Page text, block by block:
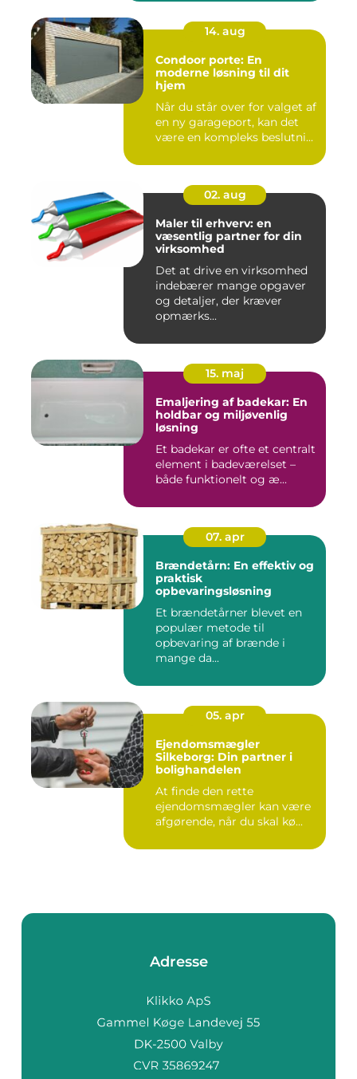
14. aug
Condoor porte: En
moderne løsning til dit
hjem
Når du står over for valget af
en ny garageport, kan det
være en kompleks beslutni...
02. aug
Maler til erhverv: en
væsentlig partner for din
virksomhed
Det at drive en virksomhed
indebærer mange opgaver
og detaljer, der kræver
opmærks...
15. maj
Emaljering af badekar: En
holdbar og miljøvenlig
løsning
Et badekar er ofte et centralt
element i badeværelset –
både funktionelt og æ...
07. apr
Brændetårn: En effektiv og
praktisk
opbevaringsløsning
Et brændetårner blevet en
populær metode til
opbevaring af brænde i
mange da...
05. apr
Ejendomsmægler
Silkeborg: Din partner i
bolighandelen
At finde den rette
ejendomsmægler kan være
afgørende, når du skal kø...
Adresse